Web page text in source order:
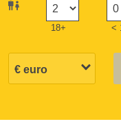
18+ <